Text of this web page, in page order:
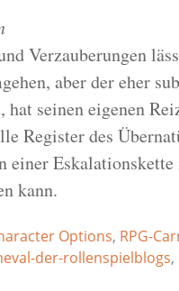
Verzauberungen
aber der eher
hat seinen eigenen
Register des
einer
kann.
Options, RPG-
der-rollenspielblogs,